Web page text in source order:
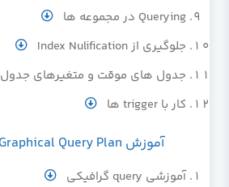
Querying در مجموعه ها
جلوگیری از Index Nulification
جدول های موقت و متغیرهای جدول
کار با trigger ها
آموزش SQL Server Graphical Query Plan
آموزشی query گرافیکی